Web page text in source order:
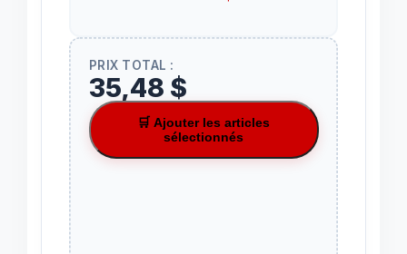
PRIX TOTAL :
35,48 $
🛒 Ajouter les articles
sélectionnés